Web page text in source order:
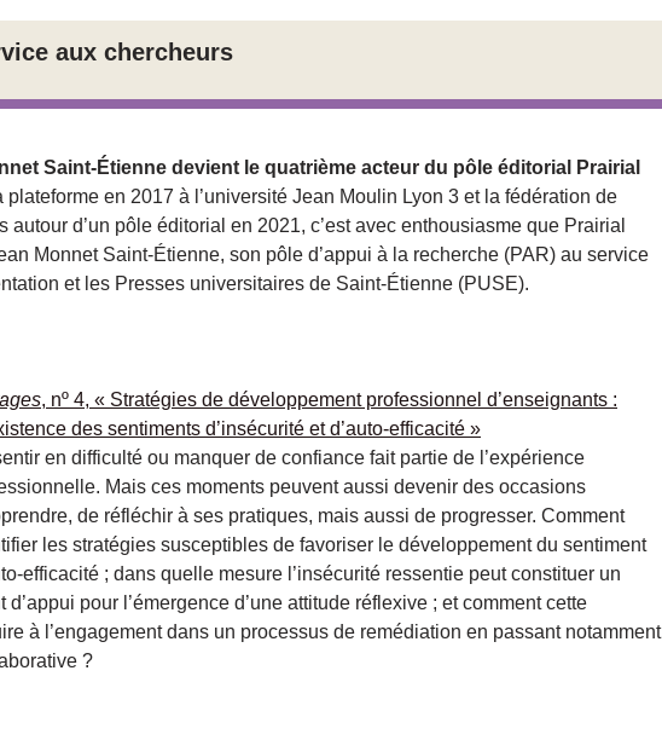
aux chercheurs
Saint-Étienne devient le quatrième acteur du pôle éditorial Prairial
en 2017 à l’université Jean Moulin Lyon 3 et la fédération de
autour d’un pôle éditorial en 2021, c’est avec enthousiasme que Prairial
Monnet Saint-Étienne, son pôle d’appui à la recherche (PAR) au service
et les Presses universitaires de Saint-Étienne (PUSE).
, nº 4, « Stratégies de développement professionnel d’enseignants :
des sentiments d’insécurité et d’auto-efficacité »
en difficulté ou manquer de confiance fait partie de l’expérience
Mais ces moments peuvent aussi devenir des occasions
de réfléchir à ses pratiques, mais aussi de progresser. Comment
les stratégies susceptibles de favoriser le développement du sentiment
efficacité ; dans quelle mesure l’insécurité ressentie peut constituer un
d’appui pour l’émergence d’une attitude réflexive ; et comment cette
à l’engagement dans un processus de remédiation en passant notamment
?